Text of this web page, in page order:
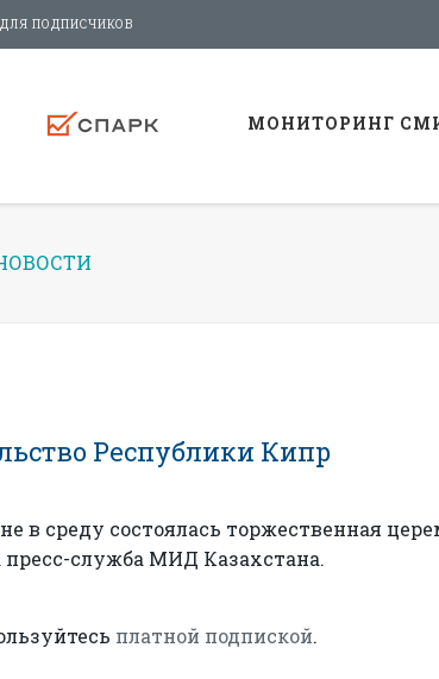
ПОДПИСЧИКОВ
МОНИТОРИНГ
Республики Кипр
среду состоялась торжественная
служба МИД Казахстана.
платной подпиской.